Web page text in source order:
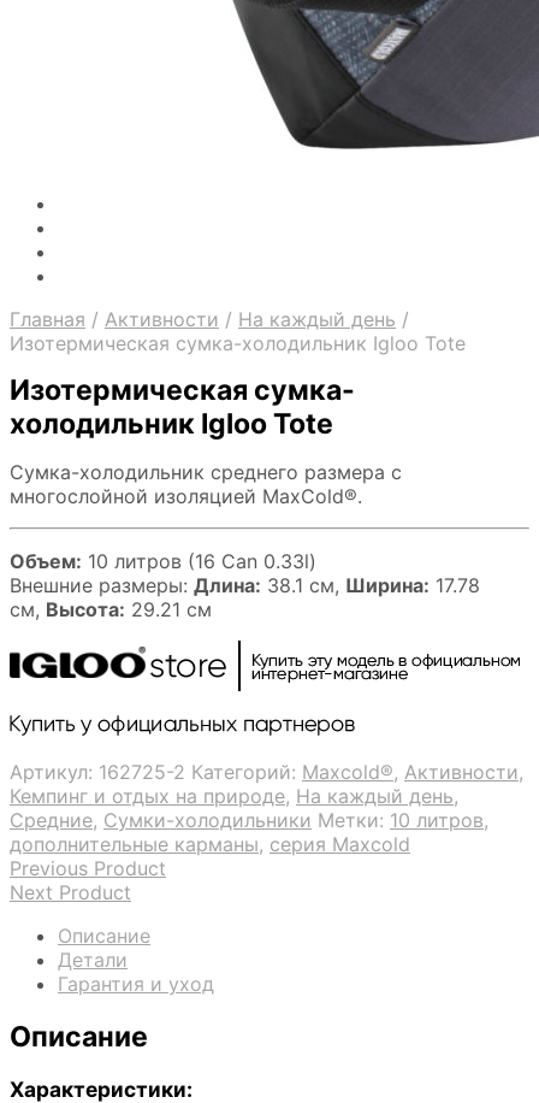
Главная / Активности / На каждый день /
Изотермическая сумка-холодильник Igloo Tote
Изотермическая сумка-
холодильник Igloo Tote
Сумка-холодильник среднего размера с
многослойной изоляцией MaxCold®.
Объем: 10 литров (16 Can 0.33l)
Внешние размеры: Длина: 38.1 см, Ширина: 17.78
см, Высота: 29.21 см
Артикул: 162725-2 Категорий: Maxcold®, Активности,
Кемпинг и отдых на природе, На каждый день,
Средние, Сумки-холодильники Метки: 10 литров,
дополнительные карманы, серия Maxcold
Previous Product
Next Product
Описание
Детали
Гарантия и уход
Описание
Характеристики: